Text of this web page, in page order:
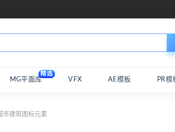
MG平面库
精选
VFX AE模板 PR模
市建筑图标元素